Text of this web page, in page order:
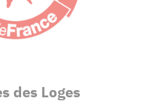
des Loges